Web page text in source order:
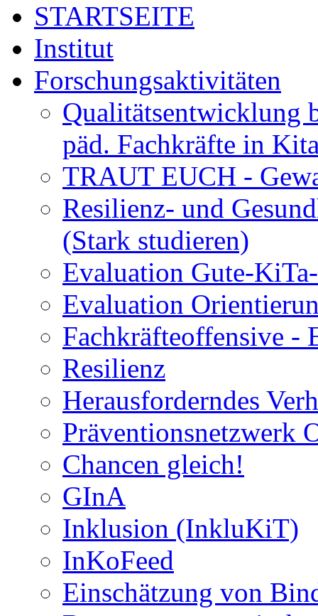
STARTSEITE
Institut
Forschungsaktivitäten
Qualitätsentwicklung
päd. Fachkräfte in
TRAUT EUCH -
Resilienz- und
(Stark studieren)
Evaluation Gute-
Evaluation
Fachkräfteoffensive -
Resilienz
Herausforderndes
Präventionsnetzwerk
Chancen gleich!
GInA
Inklusion (InkluKiT)
InKoFeed
Einschätzung von